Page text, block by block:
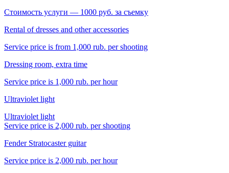
Стоимость услуги — 1000 руб. за съемку
Rental of dresses and other accessories
Service price is from 1,000 rub. per shooting
Dressing room, extra time
Service price is 1,000 rub. per hour
Ultraviolet light
Ultraviolet light
Service price is 2,000 rub. per shooting
Fender Stratocaster guitar
Service price is 2,000 rub. per hour